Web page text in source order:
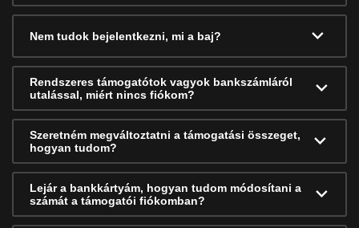
Nem tudok bejelentkezni, mi a baj?
Rendszeres támogatótok vagyok bankszámláról
utalással, miért nincs fiókom?
Szeretném megváltoztatni a támogatási összeget,
hogyan tudom?
Lejár a bankkártyám, hogyan tudom módosítani a
számát a támogatói fiókomban?